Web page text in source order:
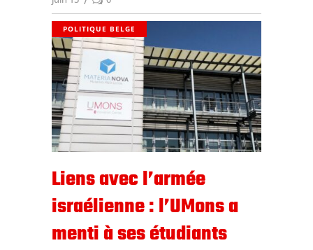
POLITIQUE BELGE
Liens avec l’armée
israélienne : l’UMons a
menti à ses étudiants